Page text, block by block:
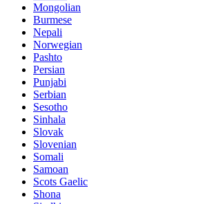
Mongolian
Burmese
Nepali
Norwegian
Pashto
Persian
Punjabi
Serbian
Sesotho
Sinhala
Slovak
Slovenian
Somali
Samoan
Scots Gaelic
Shona